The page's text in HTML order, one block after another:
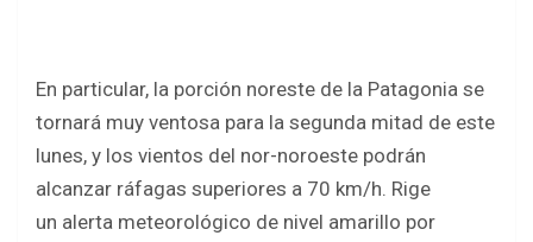
En particular, la porción noreste de la Patagonia se
tornará muy ventosa para la segunda mitad de este
lunes, y los vientos del nor-noroeste podrán
alcanzar ráfagas superiores a 70 km/h. Rige
un alerta meteorológico de nivel amarillo por